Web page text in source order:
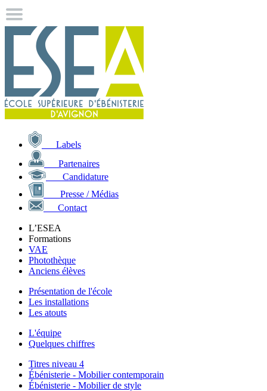
Labels
Partenaires
Candidature
Presse / Médias
Contact
L’ESEA
Formations
VAE
Photothèque
Anciens élèves
Présentation de l'école
Les installations
Les atouts
L'équipe
Quelques chiffres
Titres niveau 4
Ébénisterie - Mobilier contemporain
Ébénisterie - Mobilier de style